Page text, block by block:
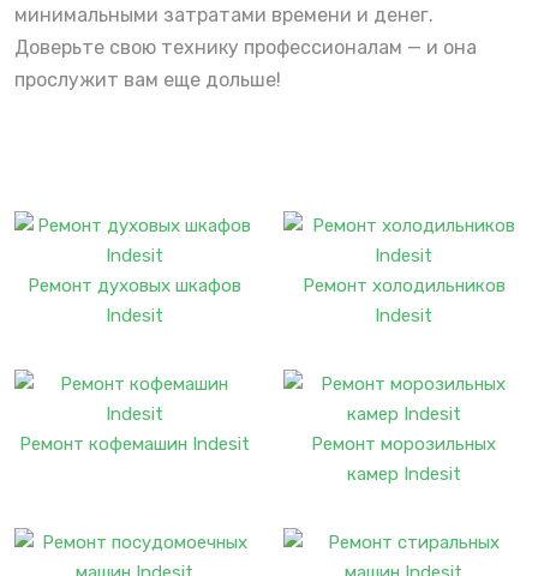
минимальными затратами времени и денег.
Доверьте свою технику профессионалам — и она
прослужит вам еще дольше!
Ремонт духовых шкафов
Indesit
Ремонт холодильников
Indesit
Ремонт кофемашин Indesit
Ремонт морозильных
камер Indesit